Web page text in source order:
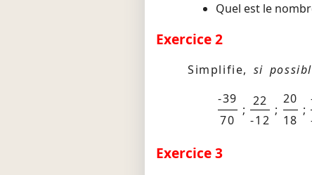
Quel est le
Exercice 2
Simplifie, si
-39
70
;
22
-12
;
20
18
;
Exercice 3